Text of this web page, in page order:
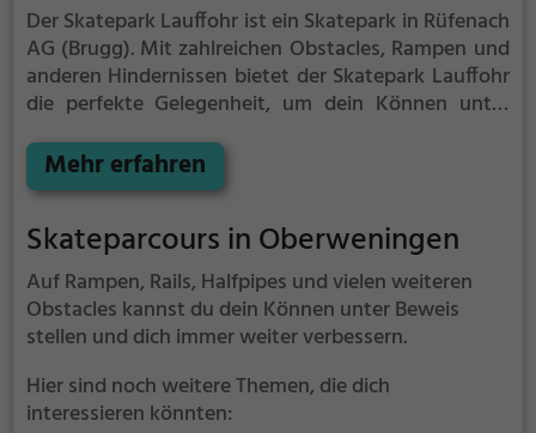
Der Skatepark Lauffohr ist ein Skatepark in Rüfenach
AG (Brugg). Mit zahlreichen Obstacles, Rampen und
anderen Hindernissen bietet der Skatepark Lauffohr
die perfekte Gelegenheit, um dein Können unter
Anfänger, der Skatepark Lauffohr hat für jeden
etwas zu bieten - ganz egal, ob du nur ein wenig
möchtest.
Mehr erfahren
Skateparcours in Oberweningen
Auf Rampen, Rails, Halfpipes und vielen weiteren
Obstacles kannst du dein Können unter Beweis
stellen und dich immer weiter verbessern.
Hier sind noch weitere Themen, die dich
interessieren könnten: